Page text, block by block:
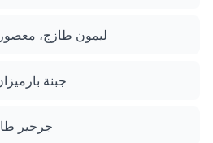
ليمون طازج،
جبنة
جرجير